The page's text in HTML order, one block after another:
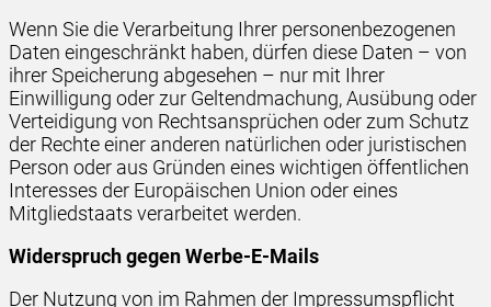
Wenn Sie die Verarbeitung Ihrer personenbezogenen
Daten eingeschränkt haben, dürfen diese Daten – von
ihrer Speicherung abgesehen – nur mit Ihrer
Einwilligung oder zur Geltendmachung, Ausübung oder
Verteidigung von Rechtsansprüchen oder zum Schutz
der Rechte einer anderen natürlichen oder juristischen
Person oder aus Gründen eines wichtigen öffentlichen
Interesses der Europäischen Union oder eines
Mitgliedstaats verarbeitet werden.
Widerspruch gegen Werbe-E-Mails
Der Nutzung von im Rahmen der Impressumspflicht